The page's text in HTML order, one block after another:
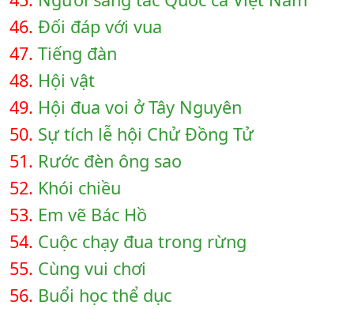
46. Đối đáp với vua
47. Tiếng đàn
48. Hội vật
49. Hội đua voi ở Tây Nguyên
50. Sự tích lễ hội Chử Đồng Tử
51. Rước đèn ông sao
52. Khói chiều
53. Em vẽ Bác Hồ
54. Cuộc chạy đua trong rừng
55. Cùng vui chơi
56. Buổi học thể dục